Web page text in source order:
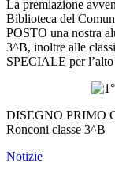
La premiazione
Biblioteca del
POSTO una nostra
3^B, inoltre alle
SPECIALE per
DISEGNO PRIMO
Ronconi classe 3^B
Notizie